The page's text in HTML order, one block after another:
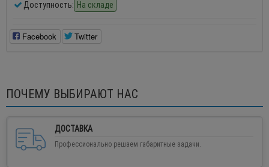
Доступность: На складе
Facebook Twitter
ПОЧЕМУ ВЫБИРАЮТ НАС
ДОСТАВКА
Профессионально решаем габаритные задачи.